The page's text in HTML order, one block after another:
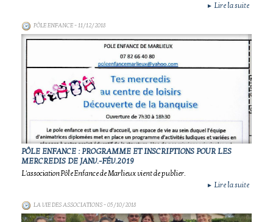
► Lire la suite
PÔLE ENFANCE- 11/12/2018
PÔLE ENFANCE : PROGRAMME ET INSCRIPTIONS POUR LES
MERCREDIS DE JANV.-FÉV.2019
L'association Pôle Enfance de Marlieux vient de publier.
► Lire la suite
LA VIE DES ASSOCIATIONS- 05/10/2018